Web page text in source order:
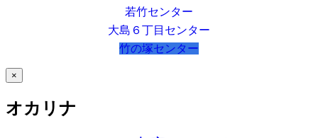
若竹センター
大島６丁目センター
竹の塚センター
×
オカリナ